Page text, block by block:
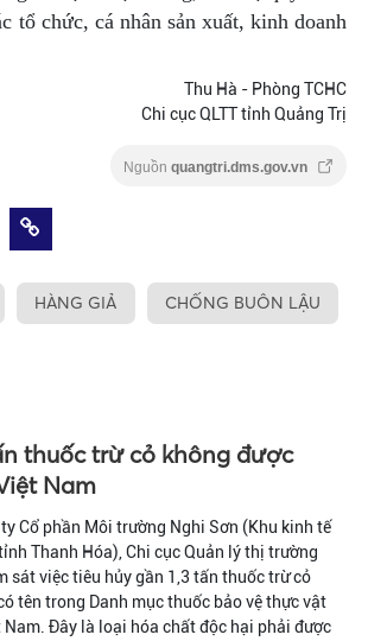
tổ chức, cá nhân sản xuất, kinh doanh
Thu Hà - Phòng TCHC
Chi cục QLTT tỉnh Quảng Trị
Nguồn quangtri.dms.gov.vn
HÀNG GIẢ CHỐNG BUÔN LẬU
thuốc trừ cỏ không được
Nam
Cổ phần Môi trường Nghi Sơn (Khu kinh tế
Thanh Hóa), Chi cục Quản lý thị trường
sát việc tiêu hủy gần 1,3 tấn thuốc trừ cỏ
tên trong Danh mục thuốc bảo vệ thực vật
Đây là loại hóa chất độc hại phải được